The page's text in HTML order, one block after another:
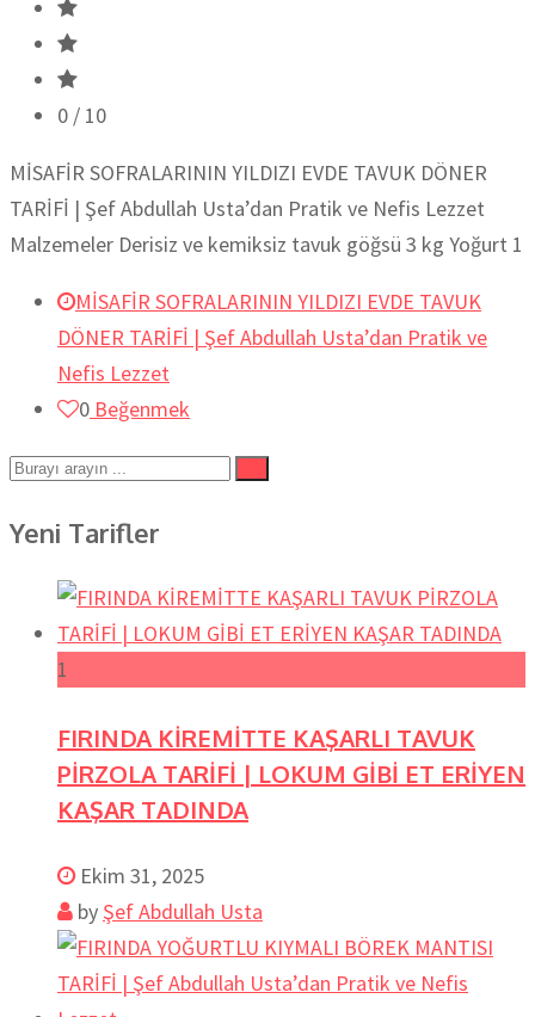
0 / 10
MİSAFİR SOFRALARININ YILDIZI EVDE TAVUK DÖNER
TARİFİ | Şef Abdullah Usta’dan Pratik ve Nefis Lezzet
Malzemeler Derisiz ve kemiksiz tavuk göğsü 3 kg Yoğurt 1
MİSAFİR SOFRALARININ YILDIZI EVDE TAVUK
DÖNER TARİFİ | Şef Abdullah Usta’dan Pratik ve
Nefis Lezzet
0 Beğenmek
Yeni Tarifler
1
FIRINDA KİREMİTTE KAŞARLI TAVUK
PİRZOLA TARİFİ | LOKUM GİBİ ET ERİYEN
KAŞAR TADINDA
Ekim 31, 2025
by Şef Abdullah Usta